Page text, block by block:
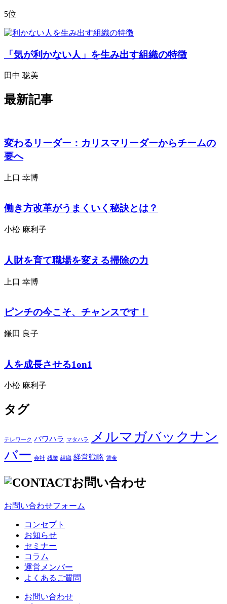
5位
「気が利かない人」を生み出す組織の特徴
田中 聡美
最新記事
変わるリーダー：カリスマリーダーからチームの
要へ
上口 幸博
働き方改革がうまくいく秘訣とは？
小松 麻利子
人財を育て職場を変える掃除の力
上口 幸博
ピンチの今こそ、チャンスです！
鎌田 良子
人を成長させる1on1
小松 麻利子
タグ
テレワーク パワハラ マタハラ
メルマガバックナン
バー 会社 残業 組織 経営戦略 賃金
お問い合わせ
お問い合わせフォーム
コンセプト
お知らせ
セミナー
コラム
運営メンバー
よくあるご質問
お問い合わせ